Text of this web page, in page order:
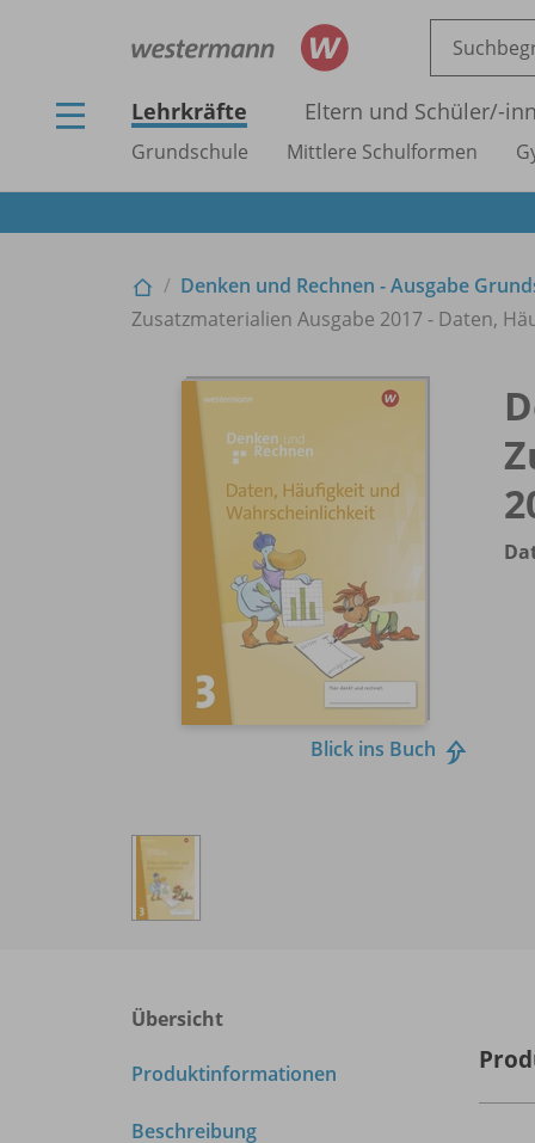
Lehrkräfte Eltern und Schüler/-
Grundschule Mittlere Schulformen
Denken und Rechnen - Ausgabe
Zusatzmaterialien Ausgabe 2017 - Daten,
Blick ins Buch
Übersicht
Produktinformationen
Beschreibung